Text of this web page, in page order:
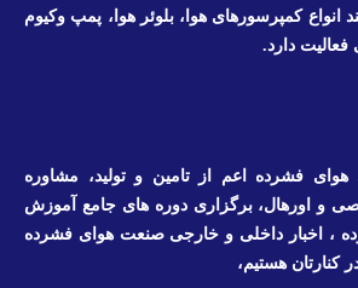
انواع کمپرسورهای هوا، بلوئر هوا، پمپ وکیوم
فعالیت دارد.
هوای فشرده اعم از تامین و تولید، مشاوره
و اورهال، برگزاری دوره های جامع آموزش
، اخبار داخلی و خارجی صنعت هوای فشرده
کنارتان هستیم،